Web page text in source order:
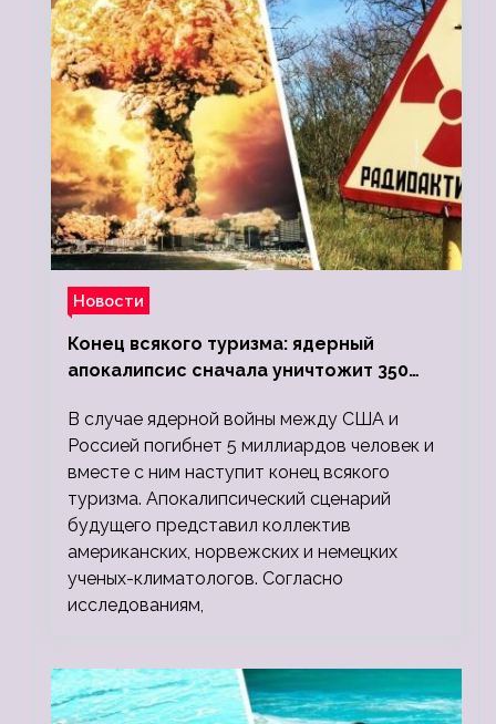
Новости
Конец всякого туризма: ядерный
апокалипсис сначала уничтожит 350
людей
В случае ядерной войны между США и
Россией погибнет 5 миллиардов человек и
вместе с ним наступит конец всякого
туризма. Апокалипсический сценарий
будущего представил коллектив
американских, норвежских и немецких
ученых-климатологов. Согласно
исследованиям,